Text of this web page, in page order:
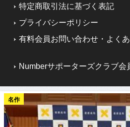
特定商取引法に基づく表記
プライバシーポリシー
有料会員お問い合わせ・よく
Numberサポーターズクラブ会
名作